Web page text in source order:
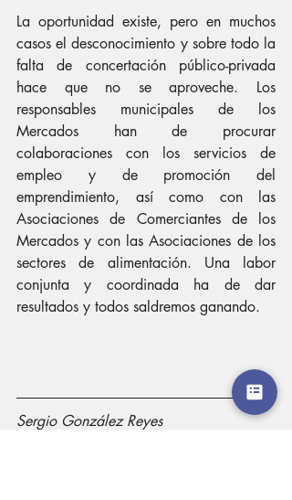
La oportunidad existe, pero en muchos
casos el desconocimiento y sobre todo la
falta de concertación público-privada
hace que no se aproveche. Los
responsables municipales de los
Mercados han de procurar
colaboraciones con los servicios de
empleo y de promoción del
emprendimiento, así como con las
Asociaciones de Comerciantes de los
Mercados y con las Asociaciones de los
sectores de alimentación. Una labor
conjunta y coordinada ha de dar
resultados y todos saldremos ganando.
Sergio González Reyes